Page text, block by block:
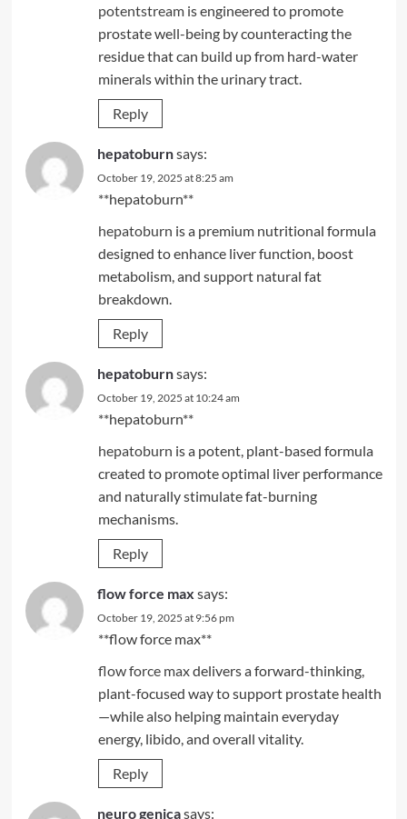
potentstreamis engineered to promote
prostate well-being by counteracting the
residue that can build up from hard-water
minerals within the urinary tract.
Reply
hepatoburnsays:
October 19, 2025 at 8:25 am
** hepatoburn**
hepatoburn is a premium nutritional formula
designed to enhance liver function, boost
metabolism, and support natural fat
breakdown.
Reply
hepatoburnsays:
October 19, 2025 at 10:24 am
**hepatoburn**
hepatoburn is a potent, plant-based formula
created to promote optimal liver performance
and naturally stimulate fat-burning
mechanisms.
Reply
flow force max says:
October 19, 2025 at 9:56 pm
**flow force max**
flow force maxdelivers a forward-thinking,
plant-focused way to support prostate health
—while also helping maintain everyday
energy, libido, and overall vitality.
Reply
neuro genicasays: